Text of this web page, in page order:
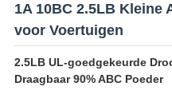
1A 10BC 2.5LB Kleine
voor Voertuigen
2.5LB UL-goedgekeurde
Draagbaar 90% ABC Poeder